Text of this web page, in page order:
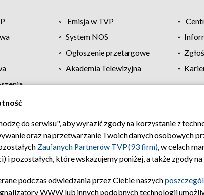
Emisja w TVP
System NOS
Ogłoszenie przetargowe
Akademia Telewizyjna
Regulamin TVP Polityka prywatności
do serwisu", aby wyrazić zgody na korzystanie z
oraz na przetwarzanie Twoich danych osobowych
Zaufanych Partnerów TVP (93 firm), w celach
i pozostałych, które wskazujemy poniżej, a także zgody
podczas odwiedzania przez Ciebie naszych
WWW lub innych podobnych technologii